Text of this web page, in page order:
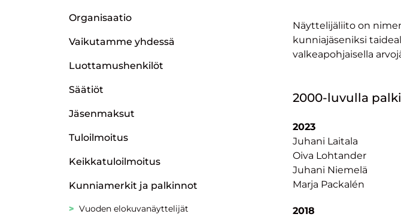
Näyttelijäliito on
kunniajäseniksi
valkeapohjaisella
2000-luvulla
2023
Juhani Laitala
Oiva Lohtander
Juhani Niemelä
Marja Packalén
2018
Organisaatio
Vaikutamme yhdessä
Luottamushenkilöt
Säätiöt
Jäsenmaksut
Tuloilmoitus
Keikkatuloilmoitus
Kunniamerkit ja palkinnot
Vuoden elokuvanäyttelijät